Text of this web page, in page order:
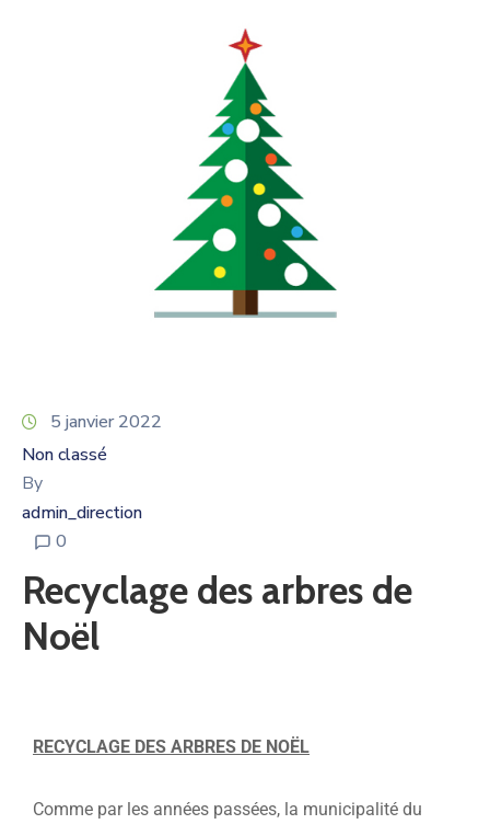
5 janvier 2022
Non classé
By
admin_direction
0
Recyclage des arbres de
Noël
RECYCLAGE DES ARBRES DE NOËL
Comme par les années passées, la municipalité du